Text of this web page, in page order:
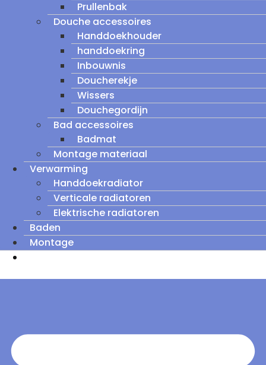
Prullenbak
Douche accessoires
Handdoekhouder
handdoekring
Inbouwnis
Doucherekje
Wissers
Douchegordijn
Bad accessoires
Badmat
Montage materiaal
Verwarming
Handdoekradiator
Verticale radiatoren
Elektrische radiatoren
Baden
Montage